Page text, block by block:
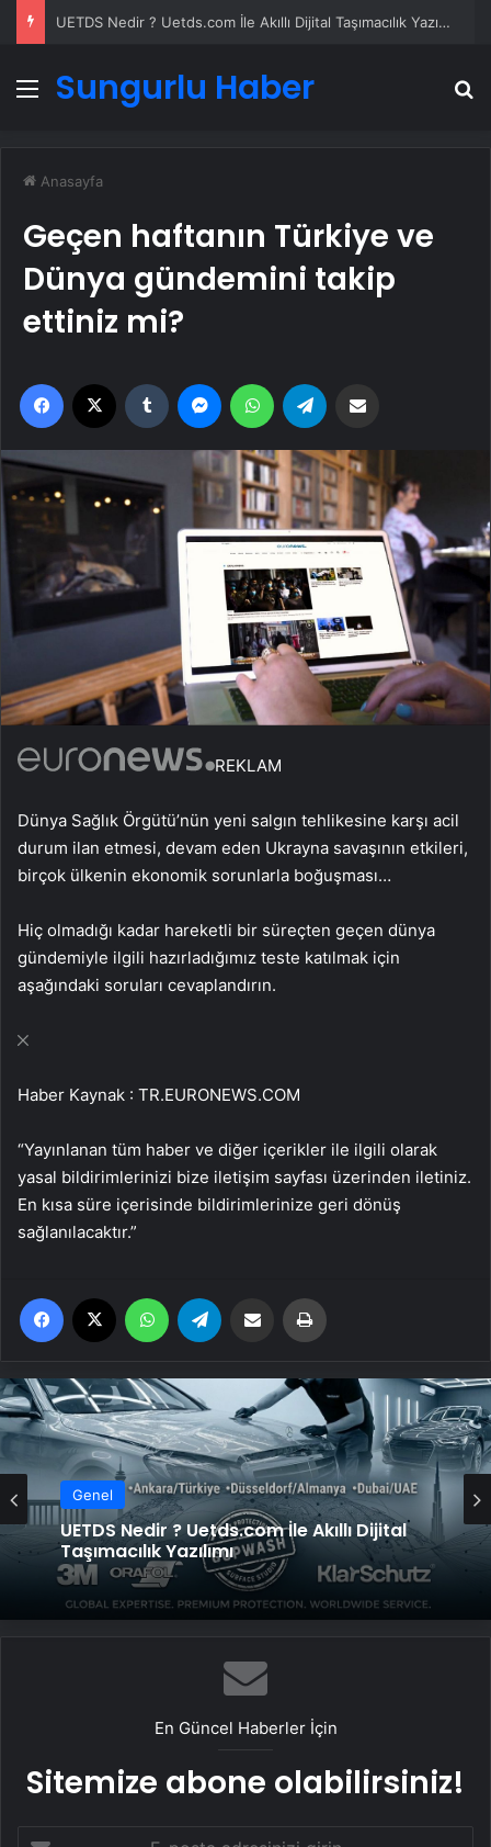
UETDS Nedir ? Uetds.com İle Akıllı Dijital Taşımacılık Yazılımı
Menü
Sungurlu Haber
Anasayfa
Geçen haftanın Türkiye ve
Dünya gündemini takip
ettiniz mi?
Facebook Tumblr MessengerWhatsApp
REKLAM
Dünya Sağlık Örgütü’nün yeni salgın tehlikesine karşı acil
durum ilan etmesi, devam eden Ukrayna savaşının etkileri,
birçok ülkenin ekonomik sorunlarla boğuşması…
Hiç olmadığı kadar hareketli bir süreçten geçen dünya
gündemiyle ilgili hazırladığımız teste katılmak için
aşağındaki soruları cevaplandırın.
Haber Kaynak : TR.EURONEWS.COM
“Yayınlanan tüm haber ve diğer içerikler ile ilgili olarak
yasal bildirimlerinizi bize iletişim sayfası üzerinden iletiniz.
En kısa süre içerisinde bildirimlerinize geri dönüş
sağlanılacaktır.”
Facebook WhatsApp Email'den paylaş
Genel
UETDS Nedir ? Uetds.com İle Akıllı Dijital
Taşımacılık Yazılımı
Genel
Yeni Dünya Düzensizliği Çağında Türk Dış
Politikası ve Hakan Fidan Faktörü
En Güncel Haberler İçin
Sitemize abone olabilirsiniz!